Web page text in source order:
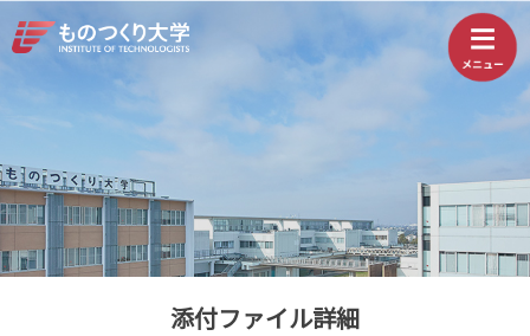
添付ファイル詳細